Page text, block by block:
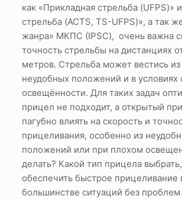
как «Прикладная стрельба (UFPS)»
стрельба (ACTS, TS-UFPS)», а так
жанра» МКПС (IPSC), очень важна
точность стрельбы на дистанциях
метров. Стрельба может вестись из
неудобных положений и в условиях
освещённости. Для таких задач
прицел не подходит, а открытый
пагубно влиять на скорость и
прицеливания, особенно из
положений или при плохом
делать? Какой тип прицела
обеспечить быстрое прицеливание
большинстве ситуаций без проблем